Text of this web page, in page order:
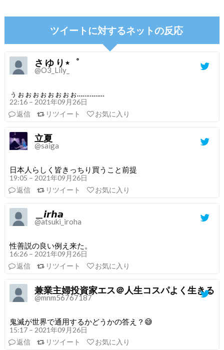
ツイートに対するネットの反応
さ ゆ り⋆゜
@O3_Lily_
ぅぉぉぉぉぉぉぉぉ……………
22:16 – 2021年09月26日
返信
リツイート お気に入り
立夏
@saiga
日本人らしく皆きっちり買うこと前提
19:05 – 2021年09月26日
返信
リツイート お気に入り
＿𝙞𝙧𝙝𝙖
@atsuki_iroha
性善説の良い例え来た。
16:26 – 2021年09月26日
返信
リツイート お気に入り
兼業主婦投資家エス＠人生コスパよく生きる
@mnm56767187
鬼滅が世界で通用するかどうかの答え？😅
15:17 – 2021年09月26日
返信
リツイート お気に入り